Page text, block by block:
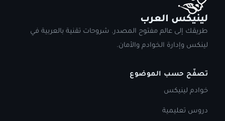
لينيكس العرب
طريقك إلى عالم مفتوح المصدر. شروحات تقنية بالعربية في
لينكس وإدارة الخوادم والأمان.
تصفّح حسب الموضوع
خوادم لينيكس
دروس تعليمية